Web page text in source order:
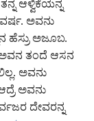
ಆಳ್ವಿಕೆಯನ್ನ
ಅವನು
ಹೆಸ್ರು ಅಜೂಬ.
ತಂದೆ ಆಸನ
ಅವನು
ಅವನು
ದೇವರನ್ನ